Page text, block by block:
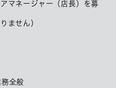
マネージャー（店長）を募
ません）
全般